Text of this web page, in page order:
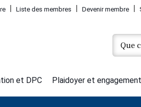
Liste des membres Devenir membre
et DPC Plaidoyer et engagement